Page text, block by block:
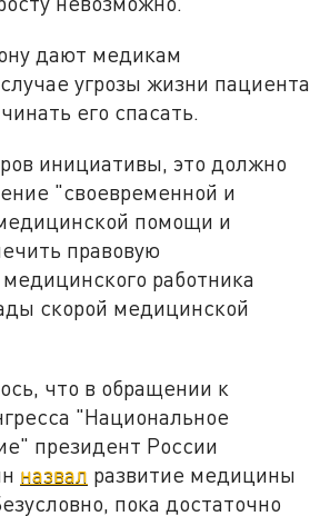
дают медикам
угрозы жизни пациента
его спасать.
инициативы, это должно
"своевременной и
помощи и
правовую
работника
скорой медицинской
что в обращении к
"Национальное
президент России
назвал развитие медицины
пока достаточно